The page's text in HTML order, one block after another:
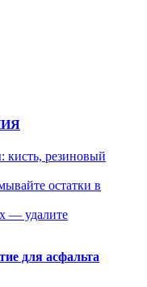
кисть, резиновый
остатки в
— удалите
для асфальта